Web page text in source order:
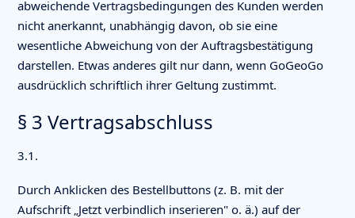
abweichende Vertragsbedingungen des Kunden werden
nicht anerkannt, unabhängig davon, ob sie eine
wesentliche Abweichung von der Auftragsbestätigung
darstellen. Etwas anderes gilt nur dann, wenn GoGeoGo
ausdrücklich schriftlich ihrer Geltung zustimmt.
§ 3 Vertragsabschluss
3.1.
Durch Anklicken des Bestellbuttons (z. B. mit der
Aufschrift „Jetzt verbindlich inserieren" o. ä.) auf der